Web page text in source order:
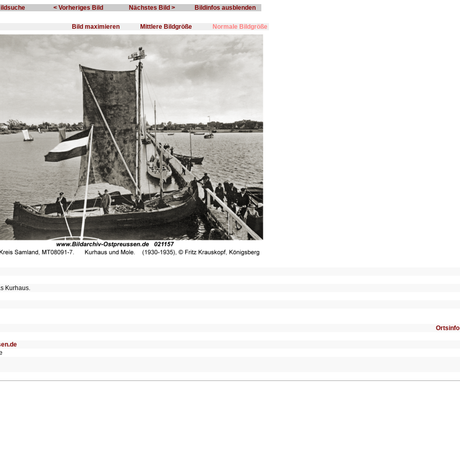
< Vorheriges Bild Nächstes Bild > Bildinfos ausblenden
Normale Bildgröße
Mittlere Bildgröße
Bild maximieren
Kurhaus.
Ortsinfo